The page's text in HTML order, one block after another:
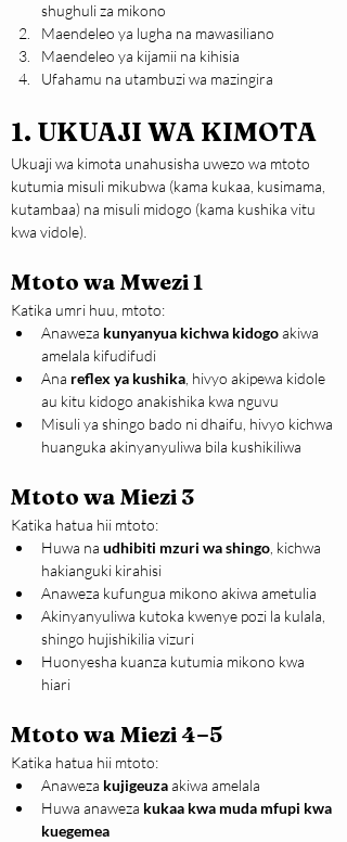
shughuli za mikono
Maendeleo ya lugha na mawasiliano
Maendeleo ya kijamii na kihisia
Ufahamu na utambuzi wa mazingira
1. UKUAJI WA KIMOTA
Ukuaji wa kimota unahusisha uwezo wa mtoto
kutumia misuli mikubwa (kama kukaa, kusimama,
kutambaa) na misuli midogo (kama kushika vitu
kwa vidole).
Mtoto wa Mwezi 1
Katika umri huu, mtoto:
Anaweza kunyanyua kichwa kidogo akiwa
amelala kifudifudi
Ana reflex ya kushika , hivyo akipewa kidole
au kitu kidogo anakishika kwa nguvu
Misuli ya shingo bado ni dhaifu, hivyo kichwa
huanguka akinyanyuliwa bila kushikiliwa
Mtoto wa Miezi 3
Katika hatua hii mtoto:
Huwa na udhibiti mzuri wa shingo , kichwa
hakianguki kirahisi
Anaweza kufungua mikono akiwa ametulia
Akinyanyuliwa kutoka kwenye pozi la kulala,
shingo hujishikilia vizuri
Huonyesha kuanza kutumia mikono kwa
hiari
Mtoto wa Miezi 4–5
Katika hatua hii mtoto:
Anaweza kujigeuza akiwa amelala
Huwa anaweza kukaa kwa muda mfupi kwa
kuegemea